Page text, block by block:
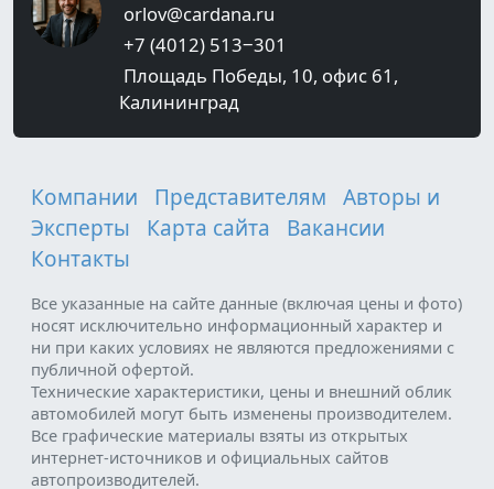
orlov@cardana.ru
+7 (4012) 513‒301
Площадь Победы, 10, офис 61,
Калининград
Компании Представителям
Авторы и
Эксперты
Карта сайта
Вакансии
Контакты
Все указанные на сайте данные (включая цены и фото)
носят исключительно информационный характер и
ни при каких условиях не являются предложениями с
публичной офертой.
Технические характеристики, цены и внешний облик
автомобилей могут быть изменены производителем.
Все графические материалы взяты из открытых
интернет-источников и официальных сайтов
автопроизводителей.